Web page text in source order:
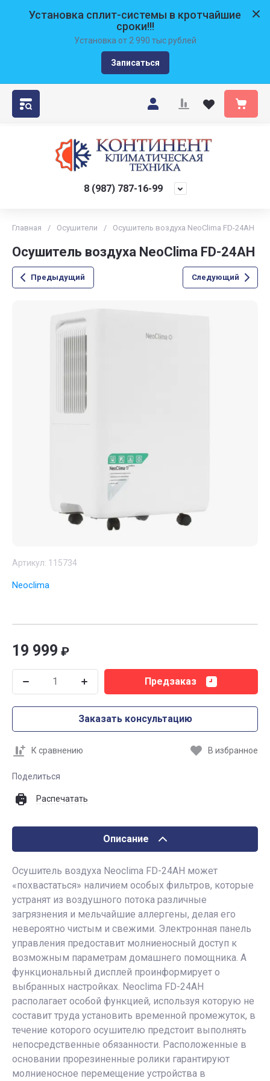
Установка сплит-системы в кротчайшие
сроки!!!
Установка от 2 990 тыс рублей
Записаться
8 (987) 787-16-99
Главная / Осушители / Осушитель воздуха NeoClima FD-24AH
Осушитель воздуха NeoClima FD-24AH
Предыдущий Следующий
Артикул: 115734
Neoclima
19 999 ₽
Предзаказ
Заказать консультацию
К сравнению В избранное
Поделиться
Распечатать
Описание
Осушитель воздуха Neoclima FD-24AH может
«похвастаться» наличием особых фильтров, которые
устранят из воздушного потока различные
загрязнения и мельчайшие аллергены, делая его
невероятно чистым и свежими. Электронная панель
управления предоставит молниеносный доступ к
возможным параметрам домашнего помощника. А
функциональный дисплей проинформирует о
выбранных настройках. Neoclima FD-24AH
располагает особой функцией, используя которую не
составит труда установить временной промежуток, в
течение которого осушителю предстоит выполнять
непосредственные обязанности. Расположенные в
основании прорезиненные ролики гарантируют
молниеносное перемещение устройства в